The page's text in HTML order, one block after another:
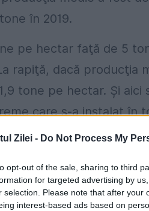
Zilei - Do Not Process My
opt-out of the sale, sharing to third
for targeted advertising by
selection. Please note that after your
interest-based ads based on
în 2019.
pe hectar faţă de 5
rapiţă, dacă producţia
tone pe hectar. Şi aici
care s-a instalat în
chiar din
sunt încă zone